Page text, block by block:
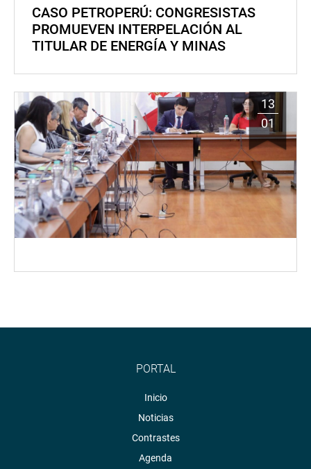
CASO PETROPERÚ: CONGRESISTAS
PROMUEVEN INTERPELACIÓN AL
TITULAR DE ENERGÍA Y MINAS
13
01
PORTAL
Inicio
Noticias
Contrastes
Agenda